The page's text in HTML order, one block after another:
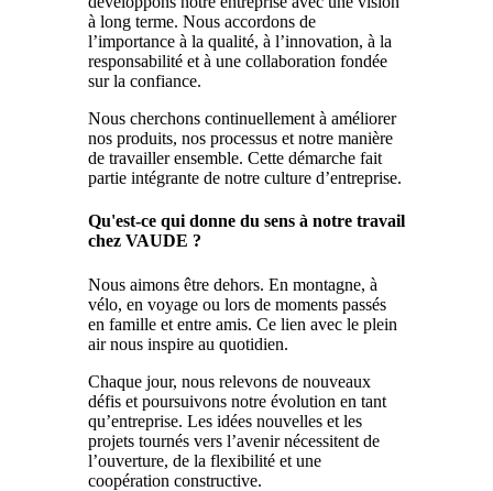
à long terme. Nous accordons de
l’importance à la qualité, à l’innovation, à la
responsabilité et à une collaboration fondée
sur la confiance.
Nous cherchons continuellement à améliorer
nos produits, nos processus et notre manière
de travailler ensemble. Cette démarche fait
partie intégrante de notre culture d’entreprise.
Qu'est-ce qui donne du sens à notre travail
chez VAUDE ?
Nous aimons être dehors. En montagne, à
vélo, en voyage ou lors de moments passés
en famille et entre amis. Ce lien avec le plein
air nous inspire au quotidien.
Chaque jour, nous relevons de nouveaux
défis et poursuivons notre évolution en tant
qu’entreprise. Les idées nouvelles et les
projets tournés vers l’avenir nécessitent de
l’ouverture, de la flexibilité et une
coopération constructive.